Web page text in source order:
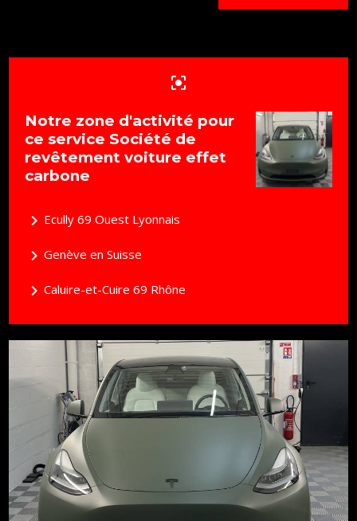
center_focus_strong
Notre zone d'activité pour
ce service Société de
revêtement voiture effet
carbone
navigate_next Ecully 69 Ouest Lyonnais
navigate_nextGenève en Suisse
navigate_nextCaluire-et-Cuire 69 Rhône